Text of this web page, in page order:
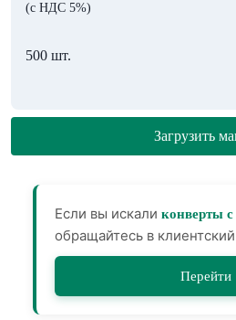
(с НДС 5%)
500 шт.
Загрузить
Если вы искали конверты
обращайтесь в
Перейти